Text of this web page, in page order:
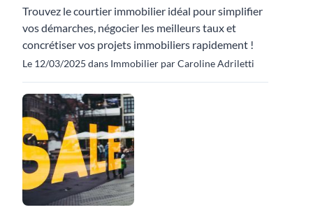
Trouvez le courtier immobilier idéal pour simplifier
vos démarches, négocier les meilleurs taux et
concrétiser vos projets immobiliers rapidement !
Le 12/03/2025 dans Immobilier par Caroline Adriletti